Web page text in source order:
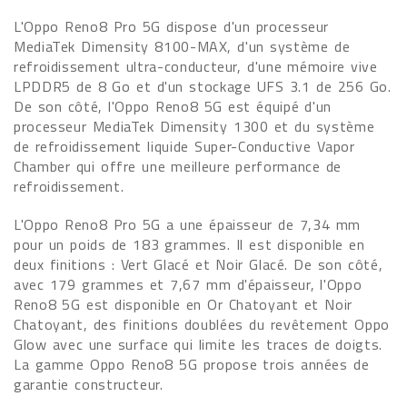
L'Oppo Reno8 Pro 5G dispose d'un processeur
MediaTek Dimensity 8100-MAX, d'un système de
refroidissement ultra-conducteur, d'une mémoire vive
LPDDR5 de 8 Go et d'un stockage UFS 3.1 de 256 Go.
De son côté, l'Oppo Reno8 5G est équipé d'un
processeur MediaTek Dimensity 1300 et du système
de refroidissement liquide Super-Conductive Vapor
Chamber qui offre une meilleure performance de
refroidissement.
L'Oppo Reno8 Pro 5G a une épaisseur de 7,34 mm
pour un poids de 183 grammes. Il est disponible en
deux finitions : Vert Glacé et Noir Glacé. De son côté,
avec 179 grammes et 7,67 mm d'épaisseur, l'Oppo
Reno8 5G est disponible en Or Chatoyant et Noir
Chatoyant, des finitions doublées du revêtement Oppo
Glow avec une surface qui limite les traces de doigts.
La gamme Oppo Reno8 5G propose trois années de
garantie constructeur.